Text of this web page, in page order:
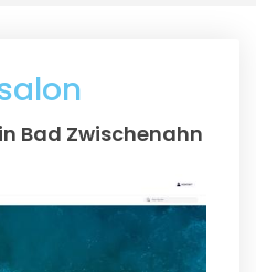
Bad Zwischenahn